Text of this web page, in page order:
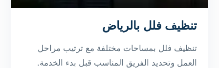
تنظيف فلل بالرياض
تنظيف فلل بمساحات مختلفة مع ترتيب مراحل
العمل وتحديد الفريق المناسب قبل بدء الخدمة.